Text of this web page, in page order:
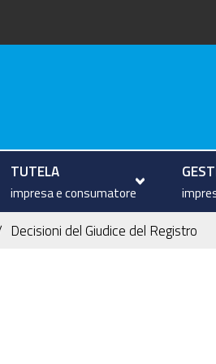
TUTELA
impresa e consumatore
Decisioni del Giudice del Registro